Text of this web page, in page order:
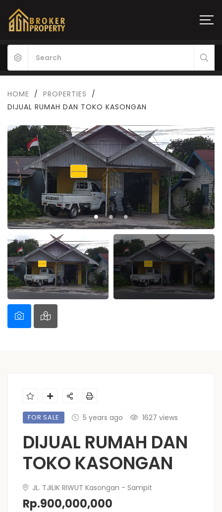
HOME / PROPERTIES
/
DIJUAL RUMAH DAN TOKO KASONGAN
FOR SALE 5 years ago 1627 views
DIJUAL RUMAH DAN
TOKO KASONGAN
JL. TJILIK RIWUT Kasongan - Sampit
Rp.900,000,000